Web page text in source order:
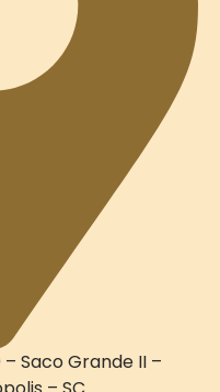
Saco Grande II –